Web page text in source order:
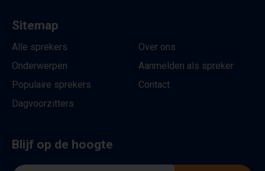
Sitemap
Alle sprekers
Onderwerpen
Populaire sprekers
Dagvoorzitters
Over ons
Aanmelden als spreker
Contact
Blijf op de hoogte